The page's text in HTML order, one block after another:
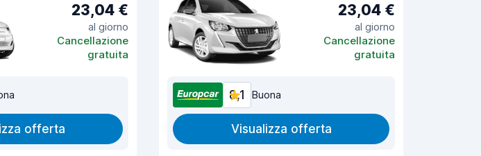
23,04 €
al giorno
Cancellazione
gratuita
offerta
23,04 €
al giorno
Cancellazione
gratuita
8,1 Buona
Visualizza offerta